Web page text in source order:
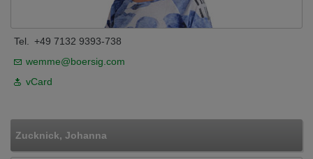
Tel.
+49 7132 9393-738
wemme@boersig.com
vCard
Zucknick, Johanna